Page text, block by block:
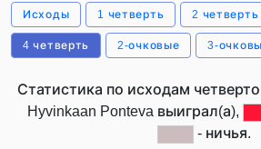
Исходы 1 четверть 2 четверть
4 четверть 2-очковые 3-
Статистика по исходам
Hyvinkaan Ponteva выиграл(а),
- ничья.